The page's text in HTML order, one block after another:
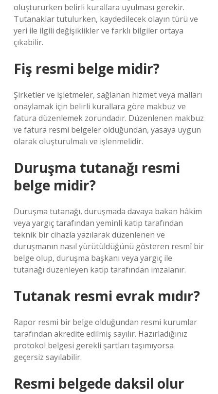
oluştururken belirli kurallara uyulması gerekir.
Tutanaklar tutulurken, kaydedilecek olayın türü ve
yeri ile ilgili değişiklikler ve farklı bilgiler ortaya
çıkabilir.
Fiş resmi belge midir?
Şirketler ve işletmeler, sağlanan hizmet veya malları
onaylamak için belirli kurallara göre makbuz ve
fatura düzenlemek zorundadır. Düzenlenen makbuz
ve fatura resmi belgeler olduğundan, yasaya uygun
olarak oluşturulmalı ve işlenmelidir.
Duruşma tutanağı resmi
belge midir?
Duruşma tutanağı, duruşmada davaya bakan hâkim
veya yargıç tarafından yeminli katip tarafından
teknik bir cihazla yazılarak düzenlenen ve
duruşmanın nasıl yürütüldüğünü gösteren resmî bir
belge olup, duruşma başkanı veya yargıç ile
tutanağı düzenleyen katip tarafından imzalanır.
Tutanak resmi evrak mıdır?
Rapor resmi bir belge olduğundan resmi kurumlar
tarafından akredite edilmiş sayılır. Hazırladığınız
protokol belgesi gerekli şartları taşımıyorsa
geçersiz sayılabilir.
Resmi belgede daksil olur